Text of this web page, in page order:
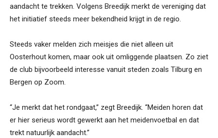
aandacht te trekken. Volgens Breedijk merkt de vereniging dat
het initiatief steeds meer bekendheid krijgt in de regio.
Steeds vaker melden zich meisjes die niet alleen uit
Oosterhout komen, maar ook uit omliggende plaatsen. Zo ziet
de club bijvoorbeeld interesse vanuit steden zoals Tilburg en
Bergen op Zoom.
“Je merkt dat het rondgaat,” zegt Breedijk. “Meiden horen dat
er hier serieus wordt gewerkt aan het meidenvoetbal en dat
trekt natuurlijk aandacht.”